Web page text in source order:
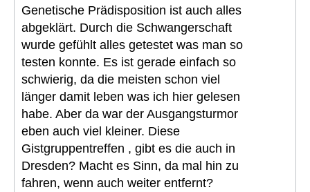
Genetische Prädisposition ist auch alles
abgeklärt. Durch die Schwangerschaft
wurde gefühlt alles getestet was man so
testen konnte. Es ist gerade einfach so
schwierig, da die meisten schon viel
länger damit leben was ich hier gelesen
habe. Aber da war der Ausgangsturmor
eben auch viel kleiner. Diese
Gistgruppentreffen , gibt es die auch in
Dresden? Macht es Sinn, da mal hin zu
fahren, wenn auch weiter entfernt?